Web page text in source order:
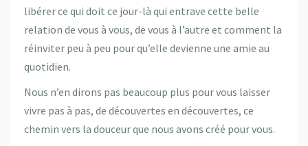
libérer ce qui doit ce jour-là qui entrave cette belle
relation de vous à vous, de vous à l’autre et comment la
réinviter peu à peu pour qu’elle devienne une amie au
quotidien.
Nous n’en dirons pas beaucoup plus pour vous laisser
vivre pas à pas, de découvertes en découvertes, ce
chemin vers la douceur que nous avons créé pour vous.